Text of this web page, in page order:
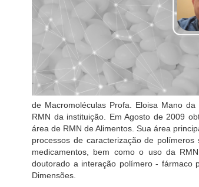
de Macromoléculas Profa. Eloisa Mano
RMN da instituição. Em Agosto de 2009
área de RMN de Alimentos. Sua área
processos de caracterização de
medicamentos, bem como o uso da
doutorado a interação polímero - fármaco
Dimensões.